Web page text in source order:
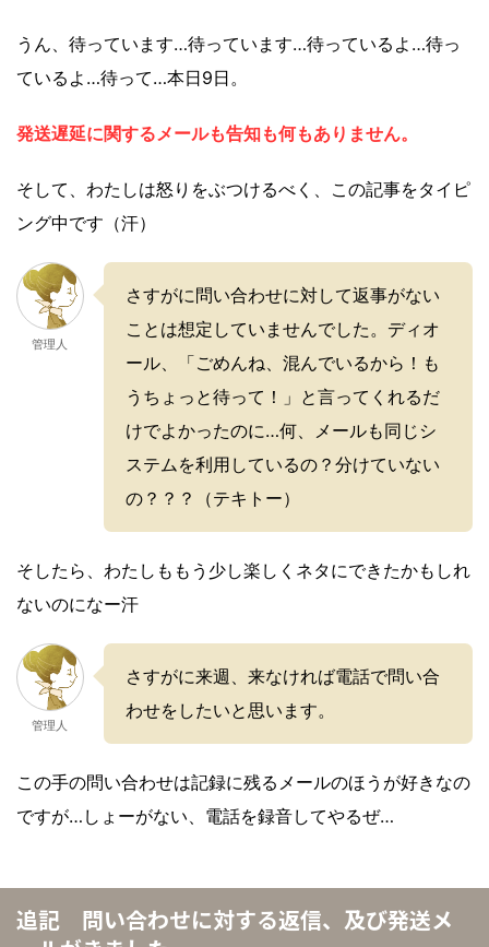
うん、待っています…待っています…待っているよ…待っ
ているよ…待って…本日9日。
発送遅延に関するメールも告知も何もありません。
そして、わたしは怒りをぶつけるべく、この記事をタイピ
ング中です（汗）
管理人
さすがに問い合わせに対して返事がない
ことは想定していませんでした。ディオ
ール、「ごめんね、混んでいるから！も
うちょっと待って！」と言ってくれるだ
けでよかったのに…何、メールも同じシ
ステムを利用しているの？分けていない
の？？？（テキトー）
そしたら、わたしももう少し楽しくネタにできたかもしれ
ないのになー汗
管理人
さすがに来週、来なければ電話で問い合
わせをしたいと思います。
この手の問い合わせは記録に残るメールのほうが好きなの
ですが…しょーがない、電話を録音してやるぜ…
追記 問い合わせに対する返信、及び発送メ